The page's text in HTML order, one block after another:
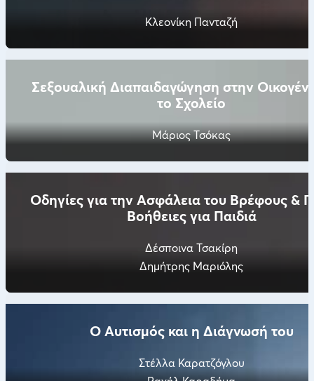
Κλεονίκη Πανταζή
Σεξουαλική Διαπαιδαγώγηση στην
το Σχολείο
Μάριος Τσόκας
Οδηγίες για την Ασφάλεια του Βρέφους &
Βοήθειες για Παιδιά
Δέσποινα Τσακίρη
Δημήτρης Μαριόλης
Ο Αυτισμός και η Διάγνωσή του
Στέλλα Καρατζόγλου